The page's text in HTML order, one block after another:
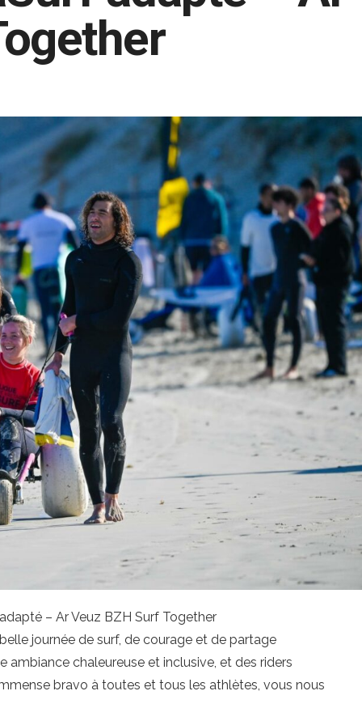
– Ar Veuz BZH Surf Together
journée de surf, de courage et de partage
chaleureuse et inclusive, et des riders
bravo à toutes et tous les athlètes, vous nous